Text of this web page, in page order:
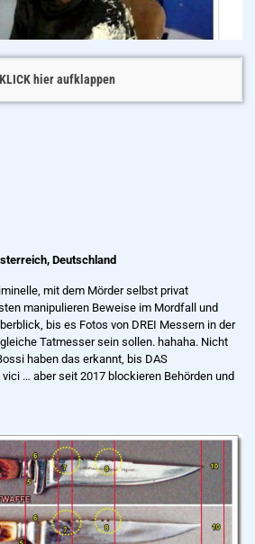
hier aufklappen
Deutschland
mit dem Mörder selbst privat
manipulieren Beweise im Mordfall und
bis es Fotos von DREI Messern in der
Tatmesser sein sollen. hahaha. Nicht
haben das erkannt, bis DAS
… aber seit 2017 blockieren Behörden und